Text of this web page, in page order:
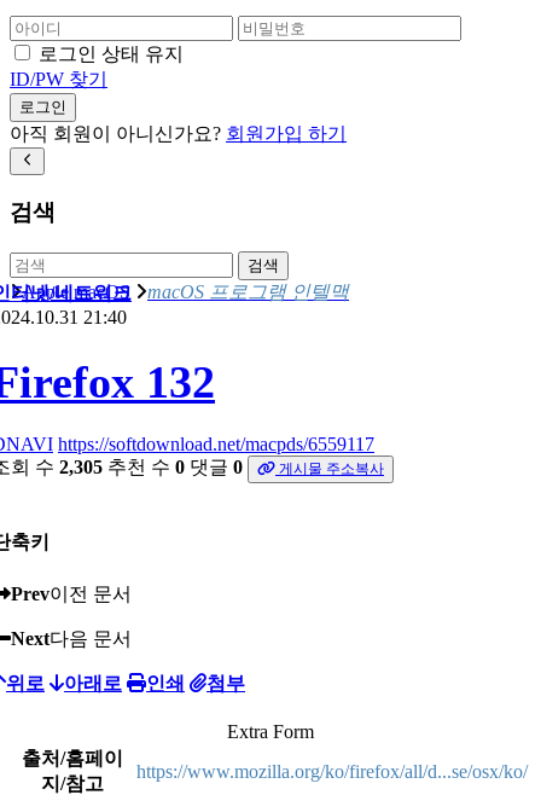
로그인 상태 유지
ID/PW 찾기
로그인
아직 회원이 아니신가요? 회원가입 하기
검색
검색
Apple macOS macOS 프로그램 인텔맥
터넷/네트워크
21:40
132
https://softdownload.net/macpds/6559117
회 수 2,305 추천 수 0 댓글 0 게시물 주소복사
축키
Prev이전 문서
Next다음 문서
위로 아래로 인쇄 첨부
Extra Form
출처/홈페이
지/참고
https://www.mozilla.org/ko/firefox/all/d...se/osx/ko/